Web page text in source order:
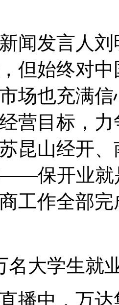
闻发言人
但始终对
场也充满
营目标，
昆山经开
——保开业就
工作全部
名大学生就
播中，万